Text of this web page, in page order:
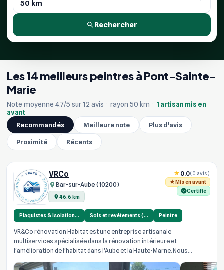
Rechercher
Les 14 meilleurs peintres à Pont-Sainte-
Marie
Note moyenne 4.7/5 sur 12 avis · rayon 50 km · 1 artisan mis en
avant
Recommandés
Meilleure note Plus d'avis
Proximité Récents
VRCo
Bar-sur-Aube (10200)
46.6 km
0.0(0 avis)
Mis en avant
Certifié
Plaquistes & Isolation… Sols et revêtements (… Peintre
VR&Co rénovation Habitat est une entreprise artisanale
multiservices spécialisée dans la rénovation intérieure et
l'amélioration de l'habitat dans l'Aube et la Haute-Marne. Nous